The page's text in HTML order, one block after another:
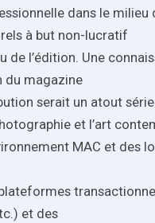
dans le milieu
à but non-lucratif
de l’édition. Une
du magazine
serait un atout
et l’art
MAC et des
et des